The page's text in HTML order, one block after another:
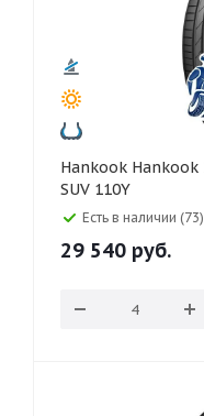
Hankook Hankook 275/45 R21 Ventus evo K137
SUV 110Y
Есть в наличии (73)
29 540 руб.